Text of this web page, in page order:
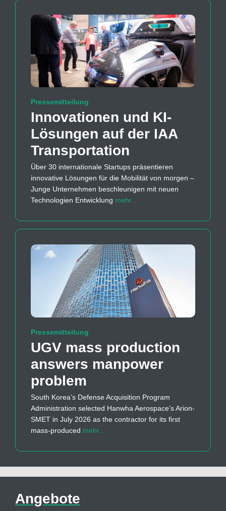
Pressemitteilung
Innovationen und KI-
Lösungen auf der IAA
Transportation
Über 30 internationale Startups präsentieren
innovative Lösungen für die Mobilität von morgen –
Junge Unternehmen beschleunigen mit neuen
Technologien Entwicklung mehr…
Pressemitteilung
UGV mass production
answers manpower
problem
South Korea’s Defense Acquisition Program
Administration selected Hanwha Aerospace’s Arion-
SMET in July 2026 as the contractor for its first
mass-produced mehr…
Angebote